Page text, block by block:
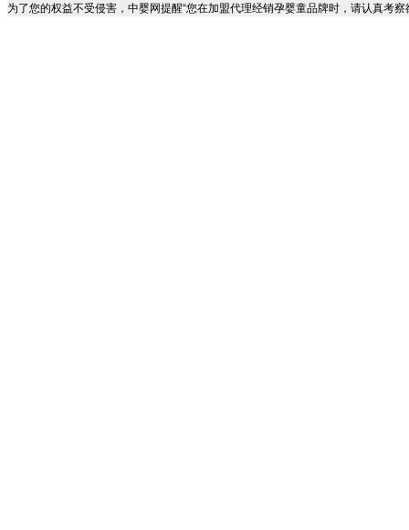
为了您的权益不受侵害，中婴网提醒“您在加盟代理经销孕婴童品牌时，请认真考